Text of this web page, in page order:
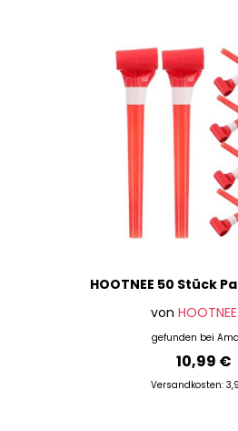
von HOOTNEE
gefunden bei
10,99 €
Versandkosten: